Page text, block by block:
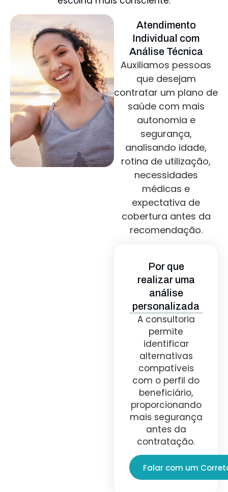
Atendimento
Individual com
Análise Técnica
Auxiliamos pessoas
que desejam
contratar um plano de
saúde com mais
autonomia e
segurança,
analisando idade,
rotina de utilização,
necessidades
médicas e
expectativa de
cobertura antes da
recomendação.
Por que
realizar uma
análise
personalizada
A consultoria
permite
identificar
alternativas
compatíveis
com o perfil do
beneficiário,
proporcionando
mais segurança
antes da
contratação.
Falar com um